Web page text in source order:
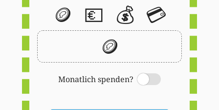
🪙 💶 💰 💳
🪙
Monatlich spenden?
Switch